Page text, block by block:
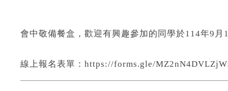
會中敬備餐盒，歡迎有興趣參加的同學於114年9
線上報名表單：https://forms.gle/